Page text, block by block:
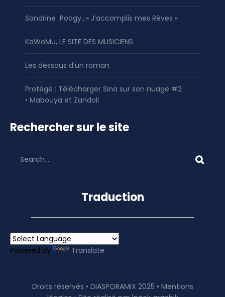
Sandrine Poogy…« J’accomplis mes Rêves »
KaWoMu, LE SITE DES MUSICIENS
Les dessous d’un roman
Protégé : Télécharger Sina sur son nuage #2
• Mabouya et Zandoli
Rechercher sur le site
Traduction
Powered by Translate
Droits réservés • DIASPORAMIX 2025 • Mentions